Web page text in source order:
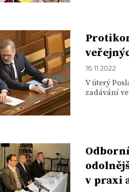
16. 11. 2022
V úterý
zadávání
v praxi